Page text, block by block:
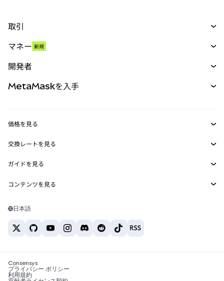
取引
パーペチュアル
RWA
マネー 新規
開発者
MetaMask Connect
Snaps
Web3サービス
MetaMaskを入手
セキュリティ
サポート
キャリア
お問い合わせ
価格を見る
イーサリアムの価格
Solanaの価格
Tetherの価格
交換レートを見る
ETH→USD
USDT→INR
BTC→INR
ETH→USDT
ガイドを見る
ETHの購入
USDTの購入
SHIBの購入
BNBの購入
コンテンツを見る
Solanaウォレット
税制関連ニュース
日本語
Consensys
プライバシー ポリシー
利用規約